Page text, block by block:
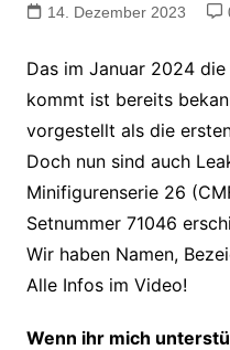
14. Dezember 2023
Das im Januar 2024
kommt ist bereits
vorgestellt als die
Doch nun sind auch
Minifigurenserie 26
Setnummer 71046
Wir haben Namen,
Alle Infos im Video!
Wenn ihr mich